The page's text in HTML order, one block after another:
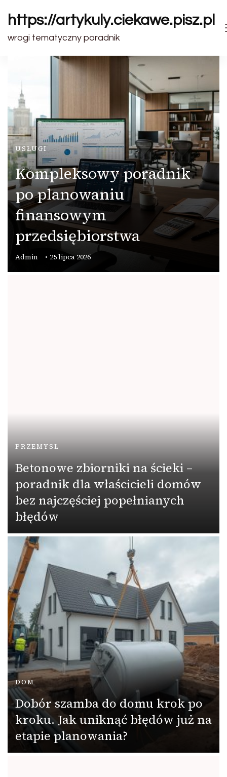
https://artykuly.ciekawe.pisz.pl
wrogi tematyczny poradnik
USŁUGI
Kompleksowy poradnik
po planowaniu
finansowym
przedsiębiorstwa
Admin 25 lipca 2026
PRZEMYSŁ
Betonowe zbiorniki na ścieki –
poradnik dla właścicieli domów
bez najczęściej popełnianych
błędów
DOM
Dobór szamba do domu krok po
kroku. Jak uniknąć błędów już na
etapie planowania?